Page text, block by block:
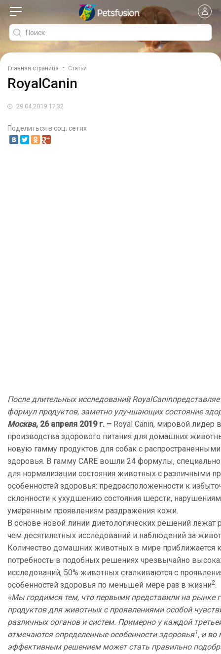
Главная страница - Статьи
RoyalCanin
29.04.2019 17:32
Поделиться в соц. сетях
После длительных исследований RoyalCanin
формул продуктов, заметно улучшающих состояние
Москва, 26 апреля 2019 г. – Royal Canin, мировой лидер
производства здорового питания для домашних
новую гамму продуктов для собак с
здоровья. В гамму CARE вошли 24 формулы,
для нормализации состояния животных с различными
особенностей здоровья: предрасположенности к
склонности к ухудшению состояния шерсти,
умеренным проявлениям раздражения кожи.
В основе новой линии диетологических решений лежат
чем десятилетных исследований и наблюдений за
Количество домашних животных в мире приближается
потребность в подобных решениях чрезвычайно
исследований, 50% животных сталкиваются с
особенностей здоровья по меньшей мере раз в жизни2.
«Мы гордимся тем, что первыми представили на рынке
продуктов для животных с проявлениями особой
различных органов и систем. Примерно у каждой
отмечаются определенные особенности здоровья1, и во
эффективным решением может стать правильно